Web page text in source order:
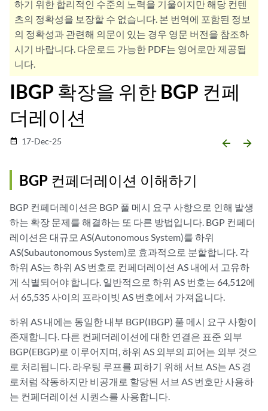
하기 위한 합리적인 수준의 노력을 기울이지만 해당 컨텐
츠의 정확성을 보장할 수 없습니다. 본 번역에 포함된 정보
의 정확성과 관련해 의문이 있는 경우 영문 버전을 참조하
시기 바랍니다. 다운로드 가능한 PDF는 영어로만 제공됩
니다.
IBGP 확장을 위한 BGP 컨페
더레이션
date_range 17-Dec-25 arrow_backward arrow_forward
BGP 컨페더레이션 이해하기
BGP 컨페더레이션은 BGP 풀 메시 요구 사항으로 인해 발생
하는 확장 문제를 해결하는 또 다른 방법입니다. BGP 컨페더
레이션은 대규모 AS(Autonomous System)를 하위
AS(Subautonomous System)로 효과적으로 분할합니다. 각
하위 AS는 하위 AS 번호로 컨페더레이션 AS 내에서 고유하
게 식별되어야 합니다. 일반적으로 하위 AS 번호는 64,512에
서 65,535 사이의 프라이빗 AS 번호에서 가져옵니다.
하위 AS 내에는 동일한 내부 BGP(IBGP) 풀 메시 요구 사항이
존재합니다. 다른 컨페더레이션에 대한 연결은 표준 외부
BGP(EBGP)로 이루어지며, 하위 AS 외부의 피어는 외부 것으
로 처리됩니다. 라우팅 루프를 피하기 위해 서브 AS는 AS 경
로처럼 작동하지만 비공개로 할당된 서브 AS 번호만 사용하
는 컨페더레이션 시퀀스를 사용합니다.